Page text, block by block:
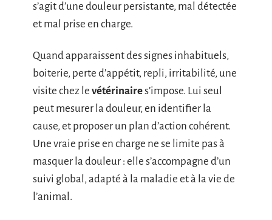
s’agit d’une douleur persistante, mal détectée
et mal prise en charge.
Quand apparaissent des signes inhabituels,
boiterie, perte d’appétit, repli, irritabilité, une
visite chez le vétérinaires’impose. Lui seul
peut mesurer la douleur, en identifier la
cause, et proposer un plan d’action cohérent.
Une vraie prise en charge ne se limite pas à
masquer la douleur : elle s’accompagne d’un
suivi global, adapté à la maladie et à la vie de
l’animal.